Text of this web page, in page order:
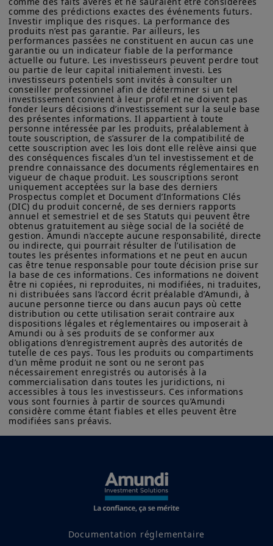
ou, à l'inverse, acheter dans le
momentum de leur performance ajoute
durablement de la valeur.
L'analyse des
conditions de suivi de
tendance paraît plus
efficace
Les CTA ont tendance à donner de bons
résultats lorsque les tendances des
actifs sont relativement précoces, avec
des corrélations inter-tendances
raisonnablement faibles et une volatilité
exploitable (c'est-à-dire ni trop faible, ni
trop forte). En revanche, ils souffrent
lors des épisodes de retournement du
marché. Dans une certaine mesure, les
périodes de faible tendance nuisent
également à leur performance, car ils
subissent de multiples faux départs et
des coûts de transaction plus élevés.
Maintenir une
les CTA pourrait
finalement être une
bonne stratégie
d’Amundi Asset Management ou de ses sociétés affiliées.
Amundi Asset Management vous informe que les informations
sur les produits figurant sur ce site ne sont données qu’à titre
indicatif et constituent une présentation générale de nos
produits et services. Ces informations ne sont pas exhaustives,
peuvent évoluer dans le temps et être mises à jour par Amundi
Asset Management, sans préavis et à tout moment.
Votre accès à ce site est soumis au respect de la
réglementation française en vigueur et aux «Mentions légales /
Conditions générales d’accès au site».
En choisissant d’accéder à notre site, vous reconnaissez avoir
pris connaissance de ces Conditions et les avoir acceptées.
Nous vous conseillons, dans votre intérêt, de les lire
attentivement.
comme des prédictions exactes des événements futurs.
Investir implique des risques. La performance des
produits n’est pas garantie. Par ailleurs, les
performances passées ne constituent en aucun cas une
garantie ou un indicateur fiable de la performance
actuelle ou future. Les investisseurs peuvent perdre tout
ou partie de leur capital initialement investi. Les
investisseurs potentiels sont invités à consulter un
conseiller professionnel afin de déterminer si un tel
investissement convient à leur profil et ne doivent pas
fonder leurs décisions d’investissement sur la seule base
des présentes informations. Il appartient à toute
personne intéressée par les produits, préalablement à
toute souscription, de s’assurer de la compatibilité de
cette souscription avec les lois dont elle relève ainsi que
des conséquences fiscales d’un tel investissement et de
prendre connaissance des documents réglementaires en
vigueur de chaque produit. Les souscriptions seront
uniquement acceptées sur la base des derniers
Prospectus complet et Document d’Informations Clés
(DIC) du produit concerné, de ses derniers rapports
annuel et semestriel et de ses Statuts qui peuvent être
obtenus gratuitement au siège social de la société de
gestion. Amundi n’accepte aucune responsabilité, directe
ou indirecte, qui pourrait résulter de l’utilisation de
toutes les présentes informations et ne peut en aucun
cas être tenue responsable pour toute décision prise sur
la base de ces informations. Ces informations ne doivent
être ni copiées, ni reproduites, ni modifiées, ni traduites,
ni distribuées sans l’accord écrit préalable d’Amundi, à
aucune personne tierce ou dans aucun pays où cette
distribution ou cette utilisation serait contraire aux
dispositions légales et réglementaires ou imposerait à
Amundi ou à ses produits de se conformer aux
obligations d’enregistrement auprès des autorités de
tutelle de ces pays. Tous les produits ou compartiments
d’un même produit ne sont ou ne seront pas
nécessairement enregistrés ou autorisés à la
commercialisation dans toutes les juridictions, ni
accessibles à tous les investisseurs. Ces informations
vous sont fournies à partir de sources qu’Amundi
considère comme étant fiables et elles peuvent être
modifiées sans préavis.
Documentation réglementaire